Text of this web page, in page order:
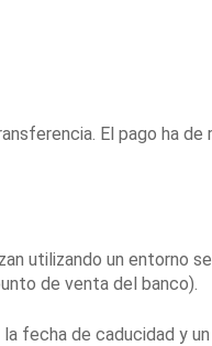
El pago ha de
utilizando un entorno
de venta del banco).
fecha de caducidad y